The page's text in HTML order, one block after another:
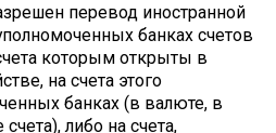
перевод иностранной
банках счетов
которым открыты в
на счета этого
банках (в валюте, в
либо на счета,